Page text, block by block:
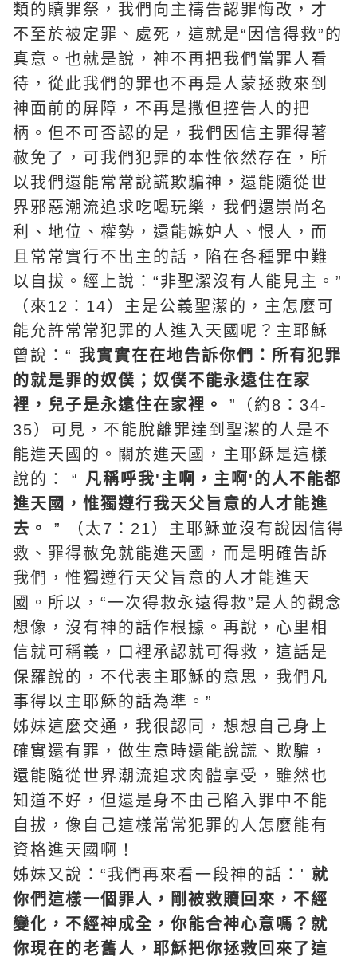
類的贖罪祭，我們向主禱告認罪悔改，才
不至於被定罪、處死，這就是“因信得救”的
真意。也就是說，神不再把我們當罪人看
待，從此我們的罪也不再是人蒙拯救來到
神面前的屏障，不再是撒但控告人的把
柄。但不可否認的是，我們因信主罪得著
赦免了，可我們犯罪的本性依然存在，所
以我們還能常常說謊欺騙神，還能隨從世
界邪惡潮流追求吃喝玩樂，我們還崇尚名
利、地位、權勢，還能嫉妒人、恨人，而
且常常實行不出主的話，陷在各種罪中難
以自拔。經上說：“非聖潔沒有人能見主。”
（來12：14）主是公義聖潔的，主怎麼可
能允許常常犯罪的人進入天國呢？主耶穌
曾說：“ 我實實在在地告訴你們：所有犯罪
的就是罪的奴僕；奴僕不能永遠住在家
裡，兒子是永遠住在家裡。
”（約8：34-
35）可見，不能脫離罪達到聖潔的人是不
能進天國的。關於進天國，主耶穌是這樣
說的： “ 凡稱呼我'主啊，主啊'的人不能都
進天國，惟獨遵行我天父旨意的人才能進
去。
” （太7：21）主耶穌並沒有說因信得
救、罪得赦免就能進天國，而是明確告訴
我們，惟獨遵行天父旨意的人才能進天
國。所以，“一次得救永遠得救”是人的觀念
想像，沒有神的話作根據。再說，心里相
信就可稱義，口裡承認就可得救，這話是
保羅說的，不代表主耶穌的意思，我們凡
事得以主耶穌的話為準。”
姊妹這麼交通，我很認同，想想自己身上
確實還有罪，做生意時還能說謊、欺騙，
還能隨從世界潮流追求肉體享受，雖然也
知道不好，但還是身不由己陷入罪中不能
自拔，像自己這樣常常犯罪的人怎麼能有
資格進天國啊！
姊妹又說：“我們再來看一段神的話：' 就
你們這樣一個罪人，剛被救贖回來，不經
變化，不經神成全，你能合神心意嗎？就
你現在的老舊人，耶穌把你拯救回來了這